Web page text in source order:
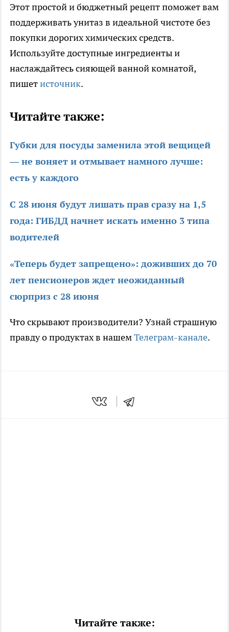
Этот простой и бюджетный рецепт поможет вам
поддерживать унитаз в идеальной чистоте без
покупки дорогих химических средств.
Используйте доступные ингредиенты и
наслаждайтесь сияющей ванной комнатой,
пишетисточник.
Читайте также:
Губки для посуды заменила этой вещицей
— не воняет и отмывает намного лучше:
есть у каждого
С 28 июня будут лишать прав сразу на 1,5
года: ГИБДД начнет искать именно 3 типа
водителей
«Теперь будет запрещено»: доживших до 70
лет пенсионеров ждет неожиданный
сюрприз с 28 июня
Что скрывают производители? Узнай страшную
правду о продуктах в нашемТелеграм-канале.
Читайте также: